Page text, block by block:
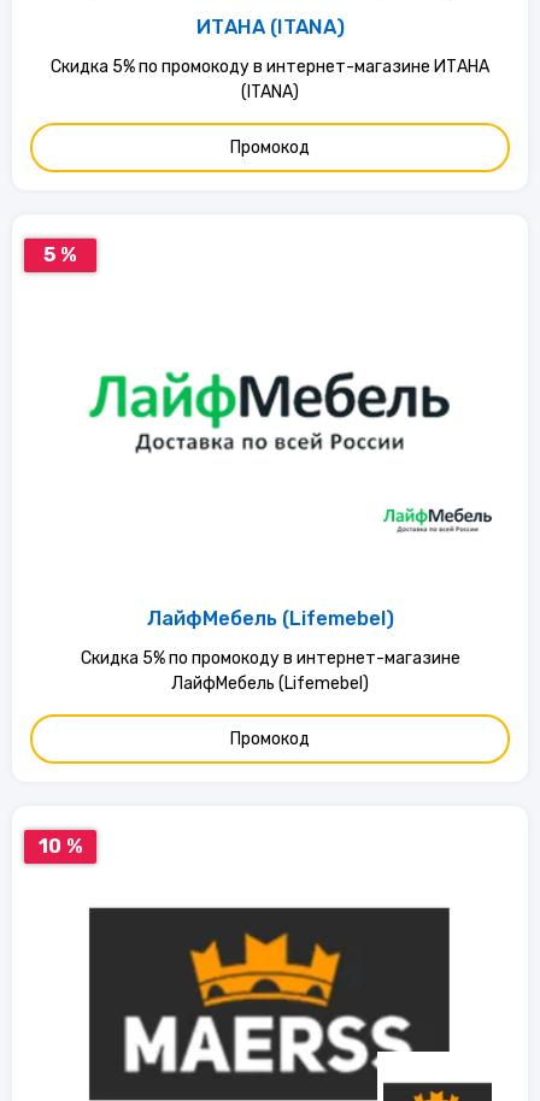
ИТАНА (ITANA)
Скидка 5% по промокоду в интернет-магазине ИТАНА
(ITANA)
Промокод
5 %
ЛайфМебель (Lifemebel)
Скидка 5% по промокоду в интернет-магазине
ЛайфМебель (Lifemebel)
Промокод
10 %